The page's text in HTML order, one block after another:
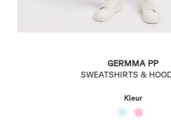
GERMMA PP
SWEATSHIRTS &
Kleur